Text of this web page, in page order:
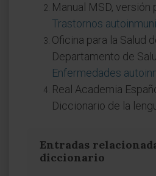
Manual MSD, versión
Trastornos
Oficina para la Salud
Departamento de
Enfermedades
Real Academia
Diccionario de la
Entradas
diccionario